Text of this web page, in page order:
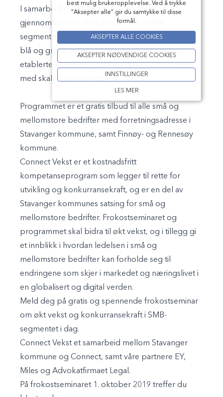
I samarbeid med Stavanger kommune
gjennomfører vi i år et program for SMB-
segmentet med
hovedfokus på miljøer i og rundt
blå og grønn sektor, samt teknologibedrifter,
etablerte klynger og andre miljøer som arbeider
med skalering og vekst.
Programmet er et gratis tilbud til alle små og
mellomstore bedrifter med forretningsadresse i
Stavanger kommune, samt Finnøy- og Rennesøy
kommune.
Connect Vekst er et kostnadsfritt
kompetanseprogram som legger til rette for
utvikling og konkurransekraft, og er en del av
Stavanger kommunes satsing for små og
mellomstore bedrifter. Frokostseminaret og
programmet skal bidra til økt vekst, og i tillegg gi
et innblikk i hvordan ledelsen i små og
mellomstore bedrifter kan forholde seg til
endringene som skjer i markedet og næringslivet i
en globalisert og digital verden.
Meld deg på gratis og spennende frokostseminar
om økt vekst og konkurransekraft i SMB-
segmentet i dag.
Connect Vekst et samarbeid mellom Stavanger
kommune og Connect, samt våre partnere EY,
Miles og Advokatfirmaet Legal.
På frokostseminaret 1. oktober 2019 treffer du
best mulig brukeropplevelse. Ved å trykke
”Aksepter alle” gir du samtykke til disse
formål.
AKSEPTER ALLE COOKIES
AKSEPTER NØDVENDIGE COOKIES
INNSTILLINGER
LES MER